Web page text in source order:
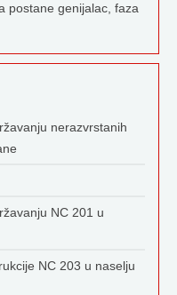
postane genijalac, faza
nerazvrstanih
NC 201 u
NC 203 u naselju